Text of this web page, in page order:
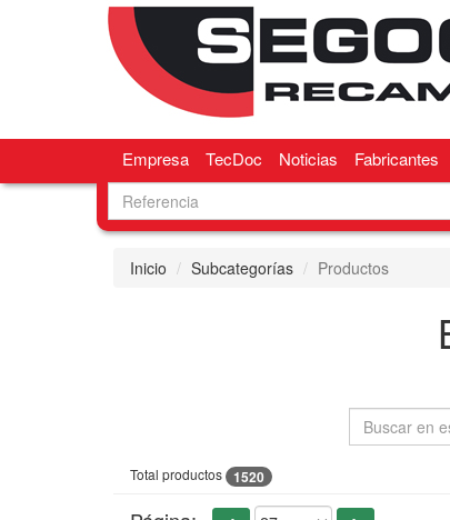
Empresa TecDoc Noticias Fabricantes
Inicio Subcategorías Productos
Total productos 1520